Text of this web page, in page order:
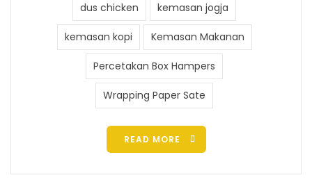
dus chicken kemasan jogja
kemasan kopi Kemasan Makanan
Percetakan Box Hampers
Wrapping Paper Sate
READ MORE